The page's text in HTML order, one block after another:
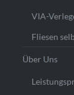
VIA-
Fliesen
Über Uns